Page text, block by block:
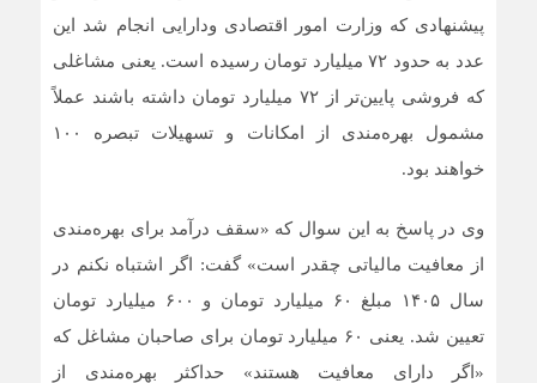
پیشنهادی که وزارت امور اقتصادی ودارایی انجام شد این
عدد به حدود ۷۲ میلیارد تومان رسیده است. یعنی مشاغلی
که فروشی پایین‌تر از ۷۲ میلیارد تومان داشته باشند عملاً
مشمول بهره‌مندی از امکانات و تسهیلات تبصره ۱۰۰
خواهند بود.
وی در پاسخ به این سوال که «سقف درآمد برای بهره‌مندی
از معافیت مالیاتی چقدر است» گفت: اگر اشتباه نکنم در
سال ۱۴۰۵ مبلغ ۶۰ میلیارد تومان و ۶۰۰ میلیارد تومان
تعیین شد. یعنی ۶۰ میلیارد تومان برای صاحبان مشاغل که
«اگر دارای معافیت هستند» حداکثر بهره‌مندی از